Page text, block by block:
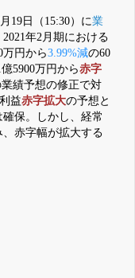
行利用も付きます
19日（15:30）に業
年2月期における
万円から3.99%減の60
5900万円から赤字
績予想の修正で対
益赤字拡大の予想と
保。しかし、経常
赤字幅が拡大する